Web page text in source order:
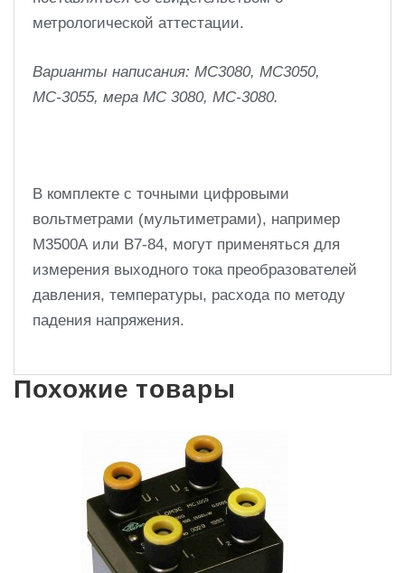
метрологической аттестации.
Варианты написания: МС3080, МС3050,
МС-3055, мера МС 3080, МС-3080.
В комплекте с точными цифровыми
вольтметрами (мультиметрами), например
М3500А или В7-84, могут применяться для
измерения выходного тока преобразователей
давления, температуры, расхода по методу
падения напряжения.
Похожие товары